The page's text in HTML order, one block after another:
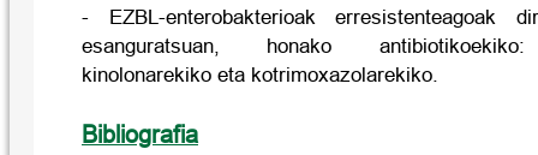
- EZBL-enterobakterioak erresistenteagoak
esanguratsuan, honako antibiotikoekiko:
kinolonarekiko eta kotrimoxazolarekiko.
Bibliografia